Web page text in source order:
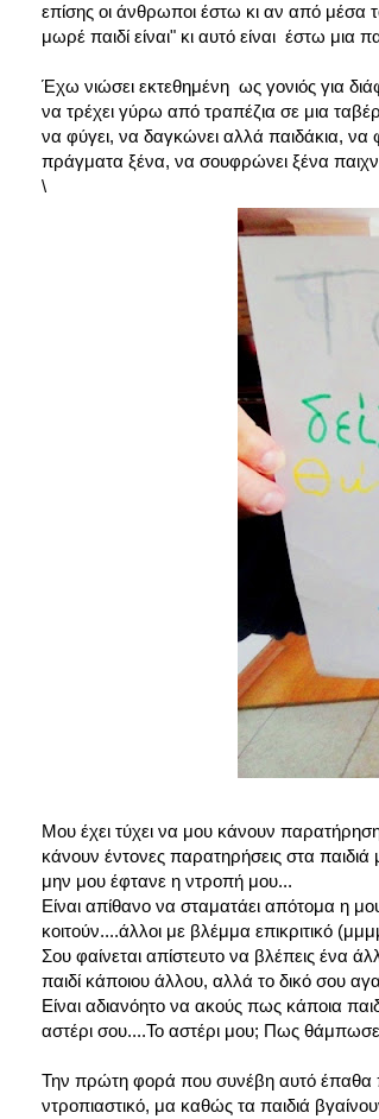
επίσης οι άνθρωποι έστω κι αν από μέσα
μωρέ παιδί είναι" κι αυτό είναι έστω μια
Έχω νιώσει εκτεθημένη ως γονιός για
να τρέχει γύρω από τραπέζια σε μια
να φύγει, να δαγκώνει αλλά παιδάκια, να
πράγματα ξένα, να σουφρώνει ξένα
\
Μου έχει τύχει να μου κάνουν
κάνουν έντονες παρατηρήσεις στα
μην μου έφτανε η ντροπή μου...
Είναι απίθανο να σταματάει απότομα η
κοιτούν....άλλοι με βλέμμα επικριτικό
Σου φαίνεται απίστευτο να βλέπεις ένα
παιδί κάποιου άλλου, αλλά το δικό σου
Είναι αδιανόητο να ακούς πως κάποια
αστέρι σου....Το αστέρι μου; Πως
Την πρώτη φορά που συνέβη αυτό έπαθα
ντροπιαστικό, μα καθώς τα παιδιά